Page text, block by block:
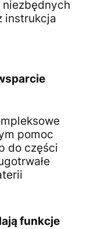
instrukcja
pomoc
do części
funkcje